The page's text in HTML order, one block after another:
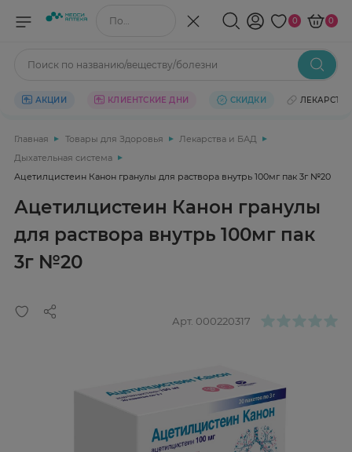
Поиск по названию/веществу 0 0
Поиск по названию/веществу/болезни
АКЦИИ КЛИЕНТСКИЕ ДНИ СКИДКИ ЛЕКАРСТВА
Главная Товары для Здоровья
Лекарства и БАД
Дыхательная система
Ацетилцистеин Канон гранулы для раствора внутрь 100мг пак 3г №20
Ацетилцистеин Канон гранулы
для раствора внутрь 100мг пак
3г №20
Арт. 000220317